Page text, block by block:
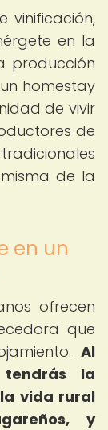
vinificación,
en la
producción
homestay
de vivir
de
de la
en un
ofrecen
que
Al
la
vida rural
y